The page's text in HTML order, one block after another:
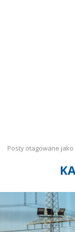
Posty otagowane